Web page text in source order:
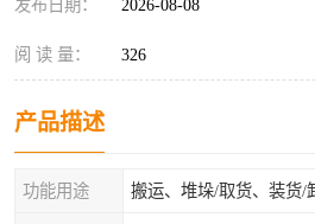
发布日期： 2026-08-08
阅 读 量： 326
产品描述
功能用途 搬运、堆垛/取货、装货/